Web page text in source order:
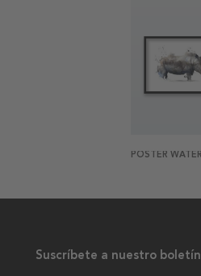
Suscríbete a nuestro boletín